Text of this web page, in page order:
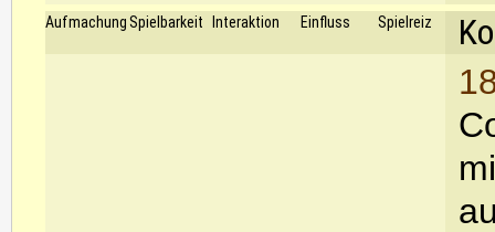
Aufmachung Spielbarkeit Interaktion Einfluss Spielreiz